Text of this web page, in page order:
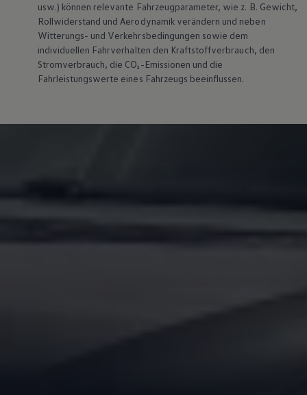
usw.) können relevante Fahrzeugparameter, wie z. B. Gewicht,
Rollwiderstand und Aerodynamik verändern und neben
Witterungs- und Verkehrsbedingungen sowie dem
individuellen Fahrverhalten den Kraftstoffverbrauch, den
Stromverbrauch, die CO₂-Emissionen und die
Fahrleistungswerte eines Fahrzeugs beeinflussen.